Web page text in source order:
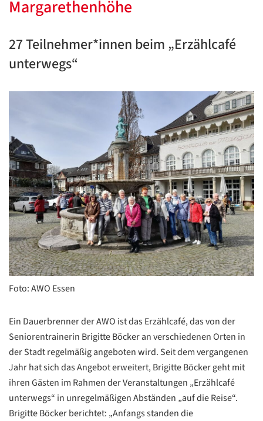
Margarethenhöhe
27 Teilnehmer*innen beim „Erzählcafé
unterwegs“
Foto: AWO Essen
Ein Dauerbrenner der AWO ist das Erzählcafé, das von der
Seniorentrainerin Brigitte Böcker an verschiedenen Orten in
der Stadt regelmäßig angeboten wird. Seit dem vergangenen
Jahr hat sich das Angebot erweitert, Brigitte Böcker geht mit
ihren Gästen im Rahmen der Veranstaltungen „Erzählcafé
unterwegs“ in unregelmäßigen Abständen „auf die Reise“.
Brigitte Böcker berichtet: „Anfangs standen die